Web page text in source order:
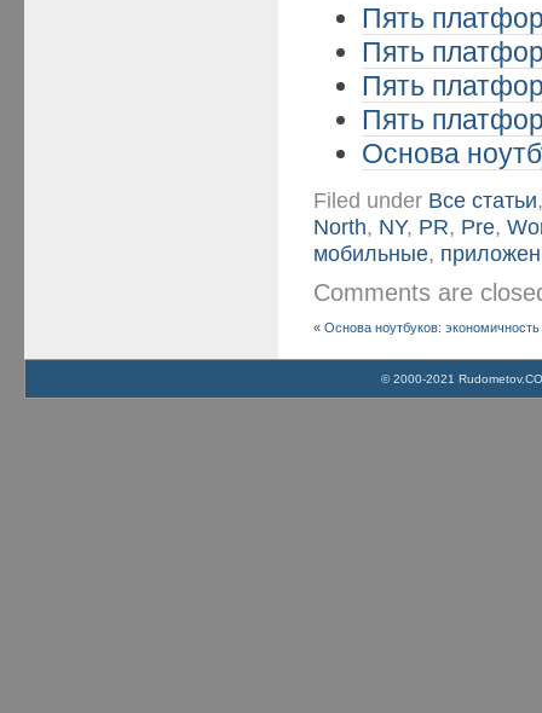
Пять
Пять
Пять
Пять
Основа
Filed under Все статьи
North, NY, PR, Pre,
мобильные,
Comments are
«Основа ноутбуков:
© 2000-2021